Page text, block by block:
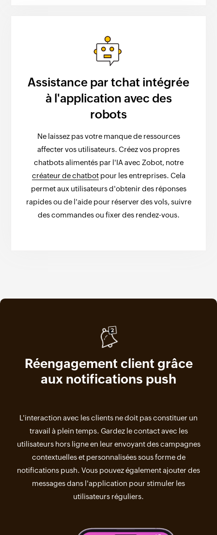
Assistance par tchat intégrée
à l'application avec des
robots
Ne laissez pas votre manque de ressources
affecter vos utilisateurs. Créez vos propres
chatbots alimentés par l'IA avec Zobot, notre
créateur de chatbotpour les entreprises. Cela
permet aux utilisateurs d'obtenir des réponses
rapides ou de l'aide pour réserver des vols, suivre
des commandes ou fixer des rendez-vous.
Réengagement client grâce
aux notifications push
L'interaction avec les clients ne doit pas constituer un
travail à plein temps. Gardez le contact avec les
utilisateurs hors ligne en leur envoyant des campagnes
contextuelles et personnalisées sous forme de
notifications push. Vous pouvez également ajouter des
messages dans l'application pour stimuler les
utilisateurs réguliers.